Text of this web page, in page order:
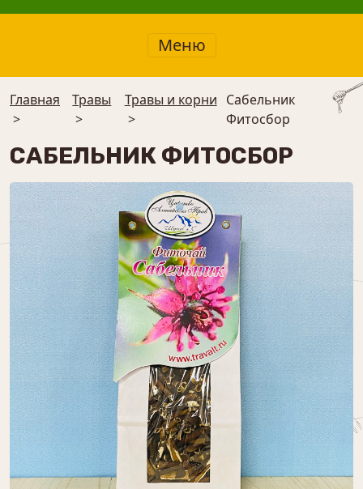
Меню
Главная
>
Травы
>
Травы и корни
>
Сабельник
Фитосбор
САБЕЛЬНИК ФИТОСБОР